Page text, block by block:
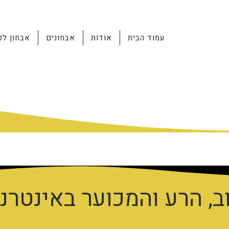
עמוד הבית אודות אבחונים אבחון
הרע והמכוער